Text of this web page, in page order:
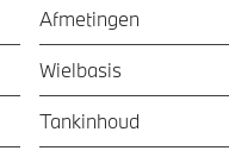
Afmetingen
Wielbasis
Tankinhoud